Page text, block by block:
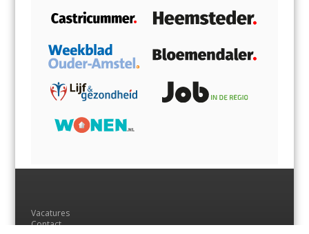
Vacatures
Contact